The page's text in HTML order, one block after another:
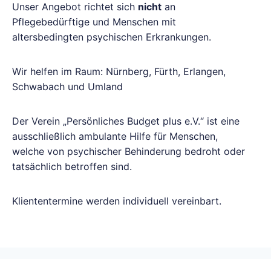
Unser Angebot richtet sich nicht an
Pflegebedürftige und Menschen mit
altersbedingten psychischen Erkrankungen.
Wir helfen im Raum: Nürnberg, Fürth, Erlangen,
Schwabach und Umland
Der Verein „Persönliches Budget plus e.V.“ ist eine
ausschließlich ambulante Hilfe für Menschen,
welche von psychischer Behinderung bedroht oder
tatsächlich betroffen sind.
Kliententermine werden individuell vereinbart.